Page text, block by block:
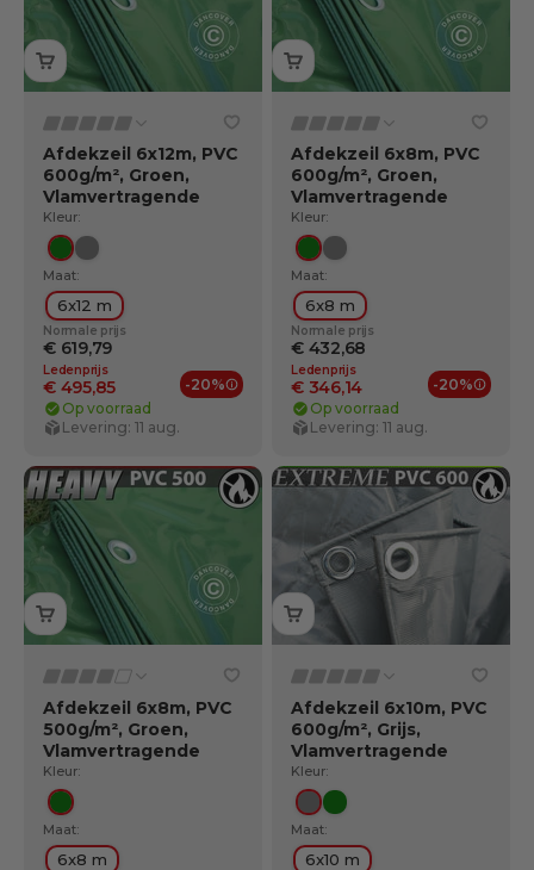
Afdekzeil 6x12m, PVC
600g/m², Groen,
Vlamvertragende
Kleur:
Groente
Grijs
Maat:
6x12 m
Normale prijs
€ 619,79
Ledenprijs
€ 495,85 -20%
Ledenvoordelen
Op voorraad
Levering: 11 aug.
Afdekzeil 6x8m, PVC
600g/m², Groen,
Vlamvertragende
Kleur:
Groente
Grijs
Maat:
6x8 m
Normale prijs
€ 432,68
Ledenprijs
€ 346,14 -20%
Op voorraad
Levering: 11 aug.
Afdekzeil 6x8m, PVC
500g/m², Groen,
Vlamvertragende
Kleur:
Groente
Maat:
6x8 m
Afdekzeil 6x10m, PVC
600g/m², Grijs,
Vlamvertragende
Kleur:
GrijsGroente
Maat:
6x10 m